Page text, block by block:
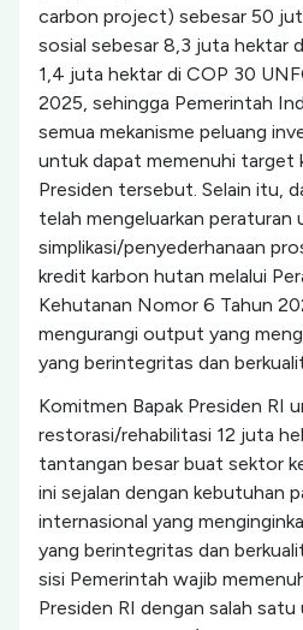
carbon project) sebesar 50
sosial sebesar 8,3 juta hektar
1,4 juta hektar di COP 30
2025, sehingga Pemerintah
semua mekanisme peluang
untuk dapat memenuhi target
Presiden tersebut. Selain itu,
telah mengeluarkan peraturan
simplikasi/penyederhanaan
kredit karbon hutan melalui
Kehutanan Nomor 6 Tahun
mengurangi output yang
yang berintegritas dan
Komitmen Bapak Presiden RI
restorasi/rehabilitasi 12 juta
tantangan besar buat sektor
ini sejalan dengan kebutuhan
internasional yang
yang berintegritas dan
sisi Pemerintah wajib
Presiden RI dengan salah satu